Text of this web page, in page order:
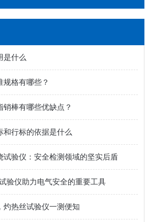
是什么
规格有哪些？
棒有哪些优缺点？
和行标的依据是什么
试验仪：安全检测领域的坚实后盾
验仪助力电气安全的重要工具
灼热丝试验仪一测便知